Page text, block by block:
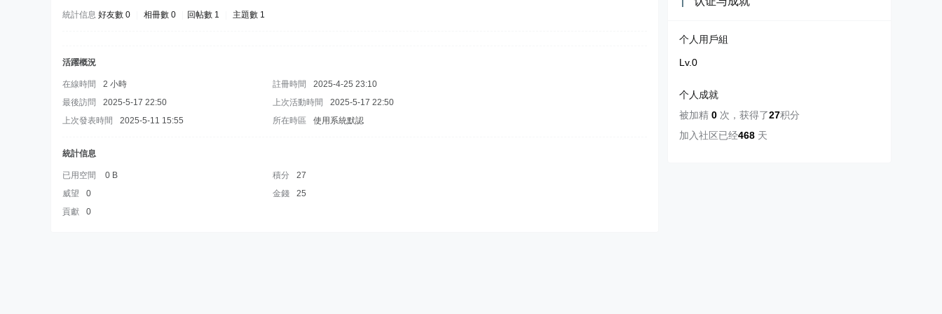
統計信息 好友數 0 相冊數 0 回帖數 1 主題數 1
活躍概況
在線時間 2 小時 註冊時間
2025-4-25 23:10
最後訪問
2025-5-17 22:50 上次活動時間
2025-5-17 22:50
上次發表時間
2025-5-11 15:55 所在時區 使用系統默認
統計信息
已用空間 0 B 積分
27
威望
0 金錢
25
貢獻
0
个人用戶組
Lv.0
个人成就
被加精 0 次 ， 获得了27积分
加入社区已经468 天